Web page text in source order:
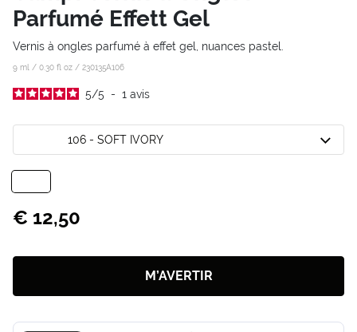
Parfumé Effett Gel
Vernis à ongles parfumé à effet gel, nuances pastel.
9 ml / 0.30 fl oz / 230135A106
5/5 - 1 avis
106 - SOFT IVORY
€ 12,50
M’AVERTIR